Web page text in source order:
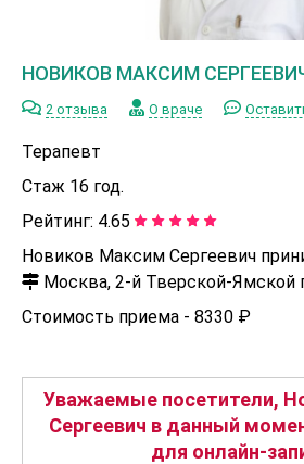
НОВИКОВ МАКСИМ
2 отзыва О враче
Терапевт
Стаж 16 год.
Рейтинг: 4.65
Новиков Максим Сергеевич
Москва, 2-й Тверской-Ямской
Стоимость приема - 8330 ₽
Уважаемые посетители,
Сергеевич в данный
для онлайн-